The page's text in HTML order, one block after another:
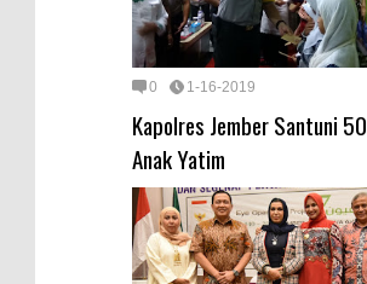
0 1-16-2019
Kapolres Jember Santuni 50
Anak Yatim